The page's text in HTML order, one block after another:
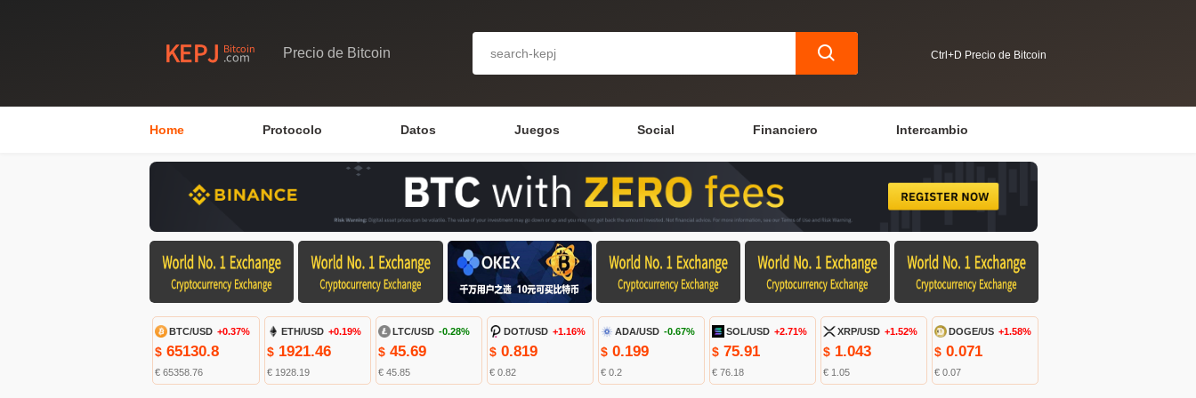
Precio de Bitcoin Ctrl+D Precio de Bitcoin
Home Protocolo Datos Juegos Social Financiero Intercambio
BTC/USD +0.37%
$ 65130.8
€ 65358.76
ETH/USD +0.19%
$1921.46
€ 1928.19
LTC/USD -0.28%
$45.69
€ 45.85
DOT/USD +1.16%
$0.819
€ 0.82
ADA/USD -0.67%
$0.199
€ 0.2
SOL/USD +2.71%
$ 75.91
€ 76.18
XRP/USD +1.52%
$ 1.043
€ 1.05
DOGE/US +1.58%
$ 0.071
€ 0.07